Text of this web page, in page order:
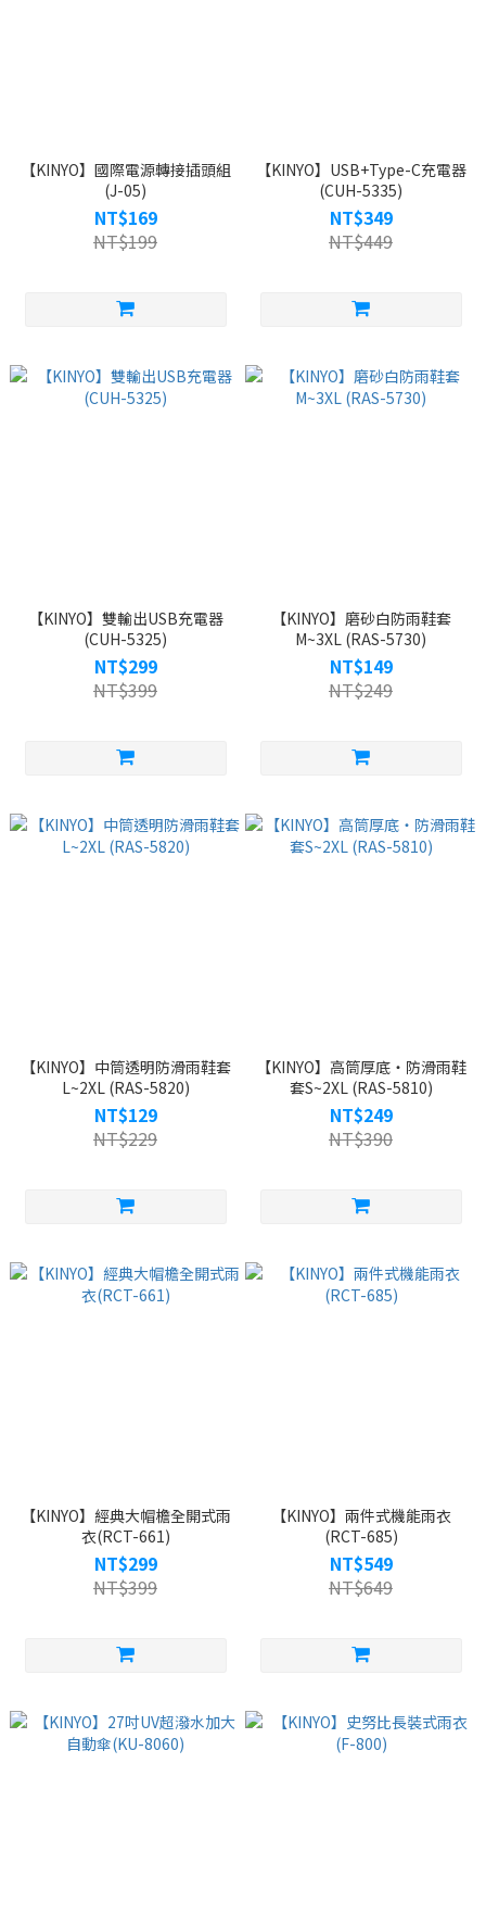
【KINYO】國際電源轉接插頭組
(J-05)
NT$169
NT$199
【KINYO】USB+Type-C充電器
(CUH-5335)
NT$349
NT$449
【KINYO】雙輸出USB充電器
(CUH-5325)
NT$299
NT$399
【KINYO】磨砂白防雨鞋套
M~3XL (RAS-5730)
NT$149
NT$249
【KINYO】中筒透明防滑雨鞋套
L~2XL (RAS-5820)
NT$129
NT$229
【KINYO】高筒厚底‧防滑雨鞋
套S~2XL (RAS-5810)
NT$249
NT$390
【KINYO】經典大帽檐全開式雨
衣(RCT-661)
NT$299
NT$399
【KINYO】兩件式機能雨衣
(RCT-685)
NT$549
NT$649